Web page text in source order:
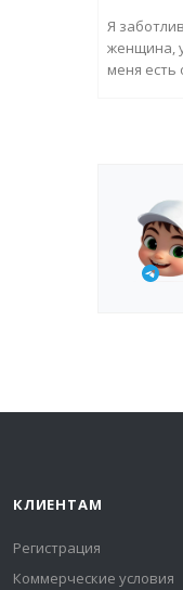
Я
женщина,
меня
КЛИЕНТАМ
Регистрация
Коммерческие условия